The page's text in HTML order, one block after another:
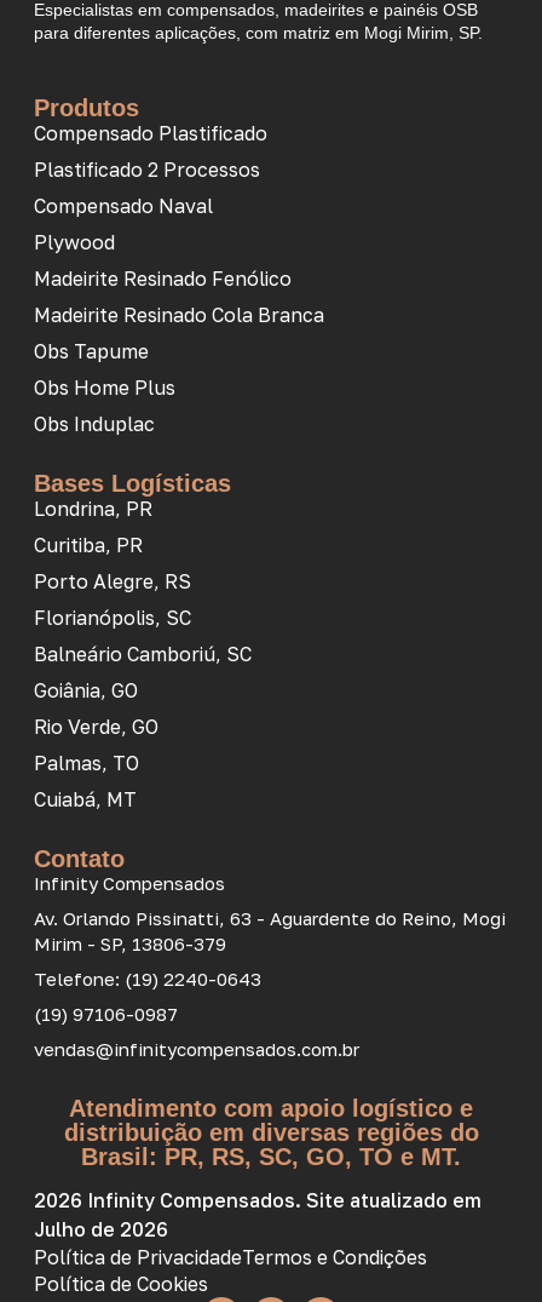
Especialistas em compensados, madeirites e painéis OSB
para diferentes aplicações, com matriz em Mogi Mirim, SP.
Produtos
Compensado Plastificado
Plastificado 2 Processos
Compensado Naval
Plywood
Madeirite Resinado Fenólico
Madeirite Resinado Cola Branca
Obs Tapume
Obs Home Plus
Obs Induplac
Bases Logísticas
Londrina, PR
Curitiba, PR
Porto Alegre, RS
Florianópolis, SC
Balneário Camboriú, SC
Goiânia, GO
Rio Verde, GO
Palmas, TO
Cuiabá, MT
Contato
Infinity Compensados
Av. Orlando Pissinatti, 63 - Aguardente do Reino, Mogi
Mirim - SP, 13806-379
Telefone: (19) 2240-0643
(19) 97106-0987
vendas@infinitycompensados.com.br
Atendimento com apoio logístico e
distribuição em diversas regiões do
Brasil: PR, RS, SC, GO, TO e MT.
2026 Infinity Compensados. Site atualizado em
Julho de 2026
Política de PrivacidadeTermos e Condições
Política de Cookies